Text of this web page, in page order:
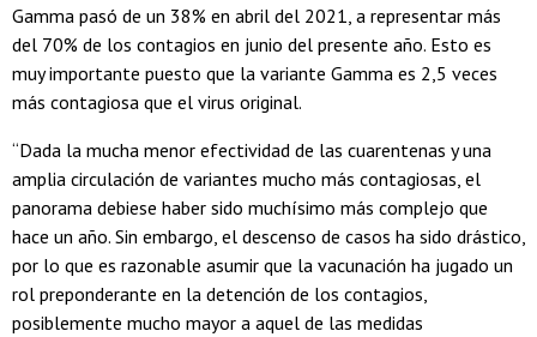
Gamma pasó de un 38% en abril del 2021, a representar más
del 70% de los contagios en junio del presente año. Esto es
muy importante puesto que la variante Gamma es 2,5 veces
más contagiosa que el virus original.
“Dada la mucha menor efectividad de las cuarentenas y una
amplia circulación de variantes mucho más contagiosas, el
panorama debiese haber sido muchísimo más complejo que
hace un año. Sin embargo, el descenso de casos ha sido drástico,
por lo que es razonable asumir que la vacunación ha jugado un
rol preponderante en la detención de los contagios,
posiblemente mucho mayor a aquel de las medidas